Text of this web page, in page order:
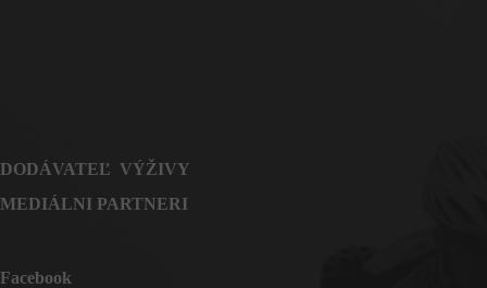
DODÁVATEĽ VÝŽIVY
MEDIÁLNI PARTNERI
Facebook